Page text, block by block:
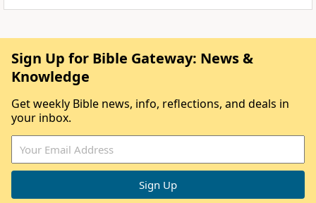
Sign Up for Bible Gateway: News &
Knowledge
Get weekly Bible news, info, reflections, and deals in
your inbox.